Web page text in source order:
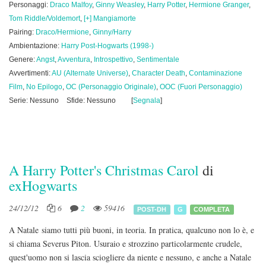
Personaggi: Draco Malfoy, Ginny Weasley, Harry Potter, Hermione Granger,
Tom Riddle/Voldemort, [+] Mangiamorte
Pairing: Draco/Hermione, Ginny/Harry
Ambientazione: Harry Post-Hogwarts (1998-)
Genere:Angst,Avventura, Introspettivo, Sentimentale
Avvertimenti:AU (Alternate Universe), Character Death, Contaminazione
Film, No Epilogo, OC (Personaggio Originale), OOC (Fuori Personaggio)
Serie: Nessuno
Sfide: Nessuno [Segnala]
A Harry Potter's Christmas Carol di
exHogwarts
24/12/12 6 2 59416 POST-DH G COMPLETA
A Natale siamo tutti più buoni, in teoria. In pratica, qualcuno non lo è, e
si chiama Severus Piton. Usuraio e strozzino particolarmente crudele,
quest'uomo non si lascia sciogliere da niente e nessuno, e anche a Natale